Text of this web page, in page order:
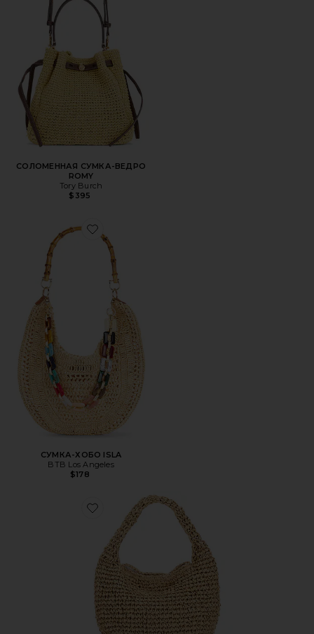
СОЛОМЕННАЯ СУМКА-ВЕДРО
ROMY
Tory Burch
$395
Favorite СУМКА-ХОБО ISLA
СУМКА-ХОБО ISLA
BTB Los Angeles
$178
Favorite СОЛОМЕННАЯ СУМКА-ХОБО